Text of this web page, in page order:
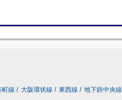
町線 / 大阪環状線 / 東西線 / 地下鉄中央線